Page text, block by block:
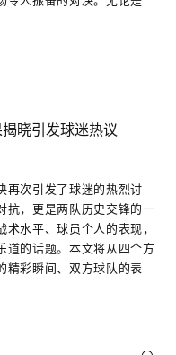
晓引发球迷热议
再次引发了球迷的热烈讨
抗，更是两队历史交锋的一
水平、球员个人的表现，
道的话题。本文将从四个方
精彩瞬间、双方球队的表